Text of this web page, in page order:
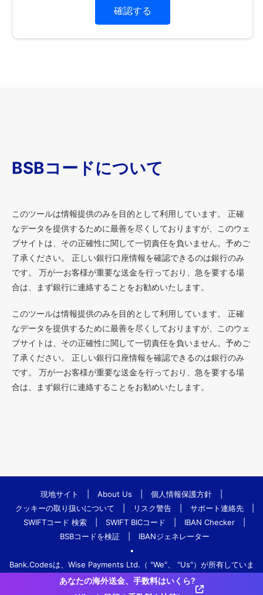
確認する
BSBコードについて
このツールは情報提供のみを目的として利用しています。 正確
なデータを提供するために最善を尽くしておりますが、このウェ
ブサイトは、その正確性に関して一切責任を負いません。予めご
了承ください。 正しい銀行口座情報を確認できるのは銀行のみ
です。 万が一お客様が重要な送金を行っており、急を要する場
合は、まず銀行に連絡することをお勧めいたします。
このツールは情報提供のみを目的として利用しています。 正確
なデータを提供するために最善を尽くしておりますが、このウェ
ブサイトは、その正確性に関して一切責任を負いません。予めご
了承ください。 正しい銀行口座情報を確認できるのは銀行のみ
です。 万が一お客様が重要な送金を行っており、急を要する場
合は、まず銀行に連絡することをお勧めいたします。
現地サイト About Us 個人情報保護方針
クッキーの取り扱いについて
リスク警告 サポート連絡先
SWIFTコード 検索
SWIFT BICコード IBAN Checker
BSBコードを検証
IBANジェネレーター
•
Bank.Codesは、Wise Payments Ltd.（ "We"、 "Us"）が所有していま
す。
あなたの海外送金、手数料はいくら?